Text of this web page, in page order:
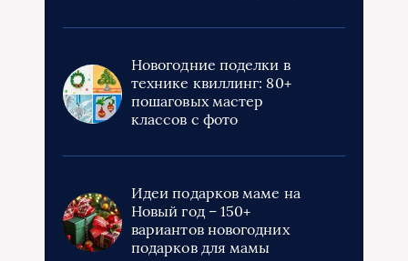
Новогодние поделки в
технике квиллинг: 80+
пошаговых мастер
классов с фото
Идеи подарков маме на
Новый год – 150+
вариантов новогодних
подарков для мамы